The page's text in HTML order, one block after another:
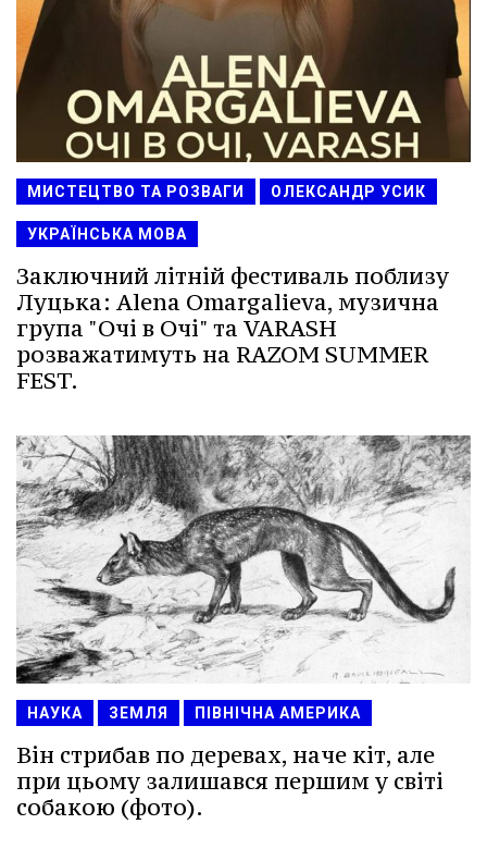
МИСТЕЦТВО ТА РОЗВАГИ ОЛЕКСАНДР УСИК
УКРАЇНСЬКА МОВА
Заключний літній фестиваль поблизу
Луцька: Alena Omargalieva, музична
група "Очі в Очі" та VARASH
розважатимуть на RAZOM SUMMER
FEST.
НАУКА ЗЕМЛЯ ПІВНІЧНА АМЕРИКА
Він стрибав по деревах, наче кіт, але
при цьому залишався першим у світі
собакою (фото).